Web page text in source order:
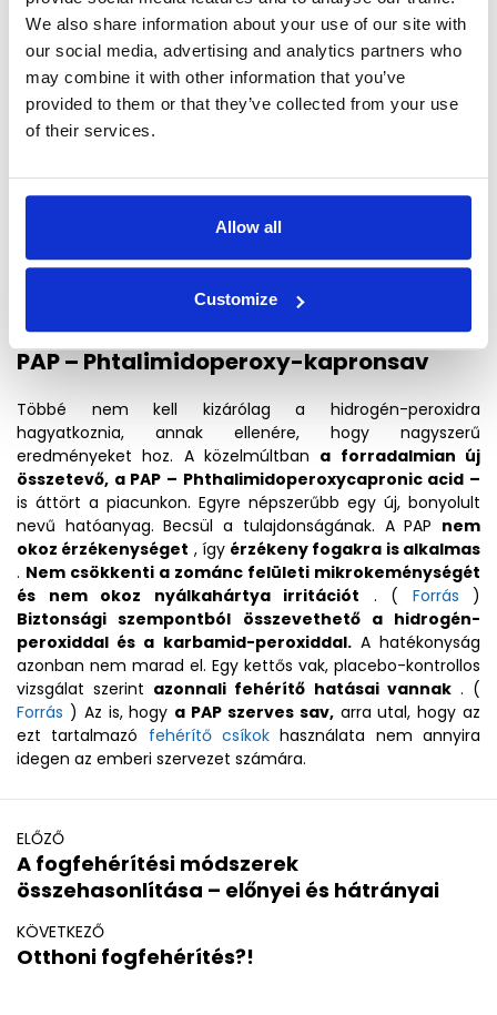
We also share information about your use of our site with
our social media, advertising and analytics partners who
may combine it with other information that you’ve
provided to them or that they’ve collected from your use
of their services.
Allow all
Customize
karbamid-peroxid
Továbbá van egy hatóanyagunk, amely bár a neve
hidrogén-peroxidra emlékeztet, nem egészen ugyanaz. A
karbamid-peroxid egy fehérítőszer, amely 1:3 arányban
30%-os karbamid-peroxidottartalmazó termék 10%-os
hidrogén-peroxidot is tartalmaz.A peroxid fokozatosan
szabadul fel a karbamid-peroxidból, és lassabban, de
karbamid-peroxid klinikai értékelése mellékhatások nélkül
zajlott, így biztonságosnak nevezhetjük, akárcsak a
Forrás)
PAP – Phtalimidoperoxy-kapronsav
Többé nem kell kizárólag a hidrogén-peroxidra
hagyatkoznia, annak ellenére, hogy nagyszerű
eredményeket hoz. A közelmúltban a forradalmian új
összetevő, a PAP – Phthalimidoperoxycapronic acid –
is áttört a piacunkon. Egyre népszerűbb egy új, bonyolult
nevű hatóanyag. Becsül a tulajdonságának. A PAP nem
okoz érzékenységet , így érzékeny fogakra is alkalmas
. Nem csökkenti a zománc felületi mikrokeménységét
és nem okoz nyálkahártya irritációt . ( Forrás )
Biztonsági szempontból összevethető a hidrogén-
peroxiddal és a karbamid-peroxiddal.A hatékonyság
azonban nem marad el. Egy kettős vak, placebo-kontrollos
vizsgálat szerint azonnali fehérítő hatásai vannak. (
Forrás ) Az is, hogy a PAP szerves sav,arra utal, hogy az
ezt tartalmazó fehérítő csíkok használata nem annyira
idegen az emberi szervezet számára.
ELŐZŐ
A fogfehérítési módszerek
összehasonlítása – előnyei és hátrányai
KÖVETKEZŐ
Otthoni fogfehérítés?!